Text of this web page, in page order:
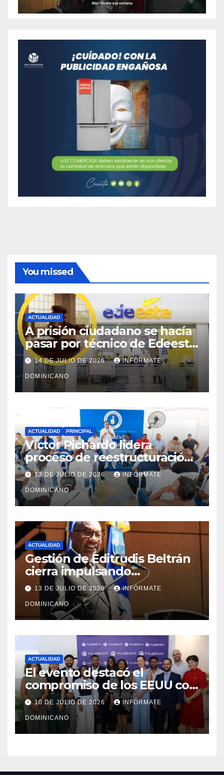
You missed
ACTUALIDAD
A prisión ciudadano se hacía
pasar por técnico de Edeeste
para estafar a dueños de
comercios
14 DE JULIO DE 2026 INFÓRMATE
DOMINICANO
ACTUALIDAD PRINCIPAL
Víctor Pichardo lidera
proceso de reestructuración
y fortalecimiento del PRM en
Monte Plata
13 DE JULIO DE 2026 INFÓRMATE
DOMINICANO
ACTUALIDAD
Gestión de Editrudis Beltrán
cierra impulsando
modernización, expansión y
transformación institucional
13 DE JULIO DE 2026 INFÓRMATE
DOMINICANO
ACTUALIDAD
El evento destacó el
compromiso de los EEUU con
el liderazgo, la innovación y la
excelencia académica por
más de ocho décadas.
10 DE JULIO DE 2026 INFÓRMATE
DOMINICANO